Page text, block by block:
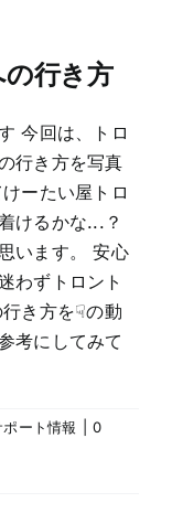
行き方
今回は、トロ
行き方を写真
ーたい屋トロ
けるかな...？
います。 安心
わずトロント
き方を☟の動
考にしてみて
ポート情報
0